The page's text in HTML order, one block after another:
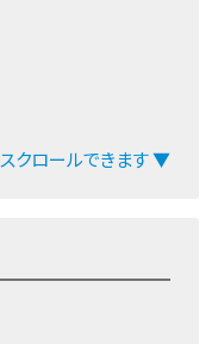
スクロールできます ▼